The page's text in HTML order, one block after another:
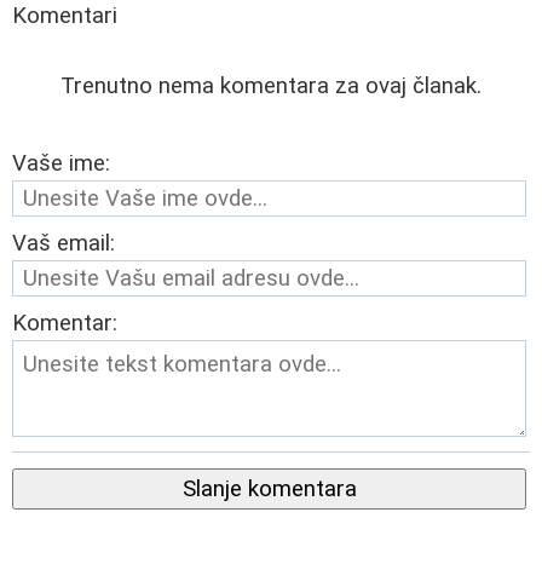
Komentari
Trenutno nema komentara za ovaj članak.
Vaše ime:
Vaš email:
Komentar:
Slanje komentara